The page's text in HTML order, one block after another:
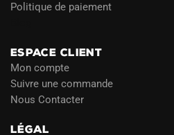
Politique de paiement
ESPACE CLIENT
Mon compte
Suivre une commande
Nous Contacter
LÉGAL